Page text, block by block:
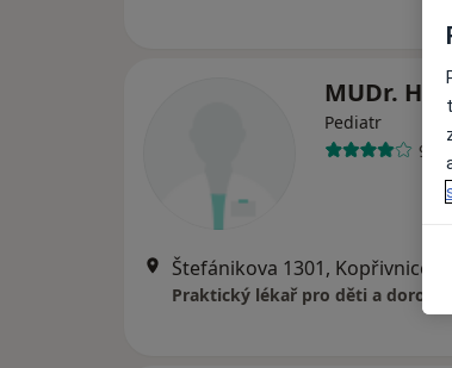
MUDr.
Pediatr
9
Štefánikova 1301, Kopřivnice
Praktický lékař pro děti a dorost